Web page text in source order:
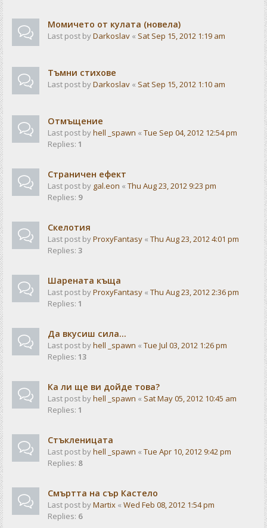
Момичето от кулата (новела)
Last post byDarkoslav « Sat Sep 15, 2012 1:19 am
Тъмни стихове
Last post byDarkoslav « Sat Sep 15, 2012 1:10 am
Отмъщение
Last post byhell _spawn « Tue Sep 04, 2012 12:54 pm
Replies: 1
Страничен ефект
Last post by gal.eon « Thu Aug 23, 2012 9:23 pm
Replies: 9
Скелотия
Last post byProxyFantasy « Thu Aug 23, 2012 4:01 pm
Replies: 3
Шарената къща
Last post byProxyFantasy « Thu Aug 23, 2012 2:36 pm
Replies: 1
Да вкусиш сила...
Last post byhell _spawn « Tue Jul 03, 2012 1:26 pm
Replies: 13
Ка ли ще ви дойде това?
Last post byhell _spawn « Sat May 05, 2012 10:45 am
Replies: 1
Стъкленицата
Last post byhell _spawn « Tue Apr 10, 2012 9:42 pm
Replies: 8
Смъртта на сър Кастело
Last post byMartix « Wed Feb 08, 2012 1:54 pm
Replies: 6